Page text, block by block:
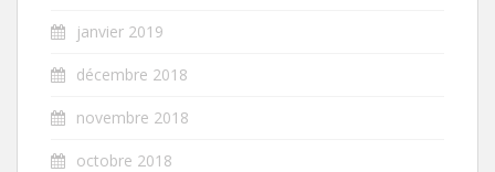
janvier 2019
décembre 2018
novembre 2018
octobre 2018